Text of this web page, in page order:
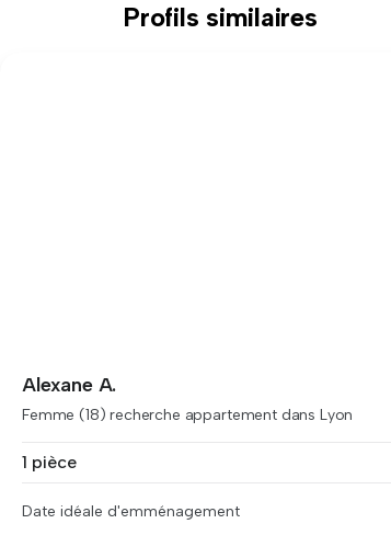
Profils similaires
Alexane A.
Femme (18) recherche appartement dans Lyon
1 pièce
Date idéale d'emménagement